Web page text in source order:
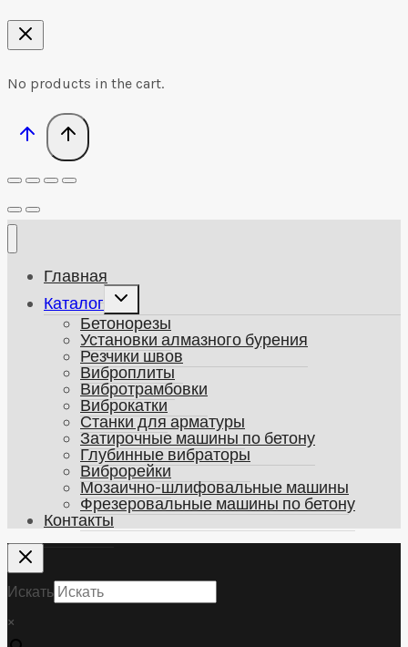
No products in the cart.
Главная
Каталог
Развернуть
меню
Бетонорезы
Установки алмазного бурения
Резчики швов
Виброплиты
Вибротрамбовки
Виброкатки
Станки для арматуры
Затирочные машины по бетону
Глубинные вибраторы
Виброрейки
Мозаично-шлифовальные машины
Фрезеровальные машины по бетону
Контакты
Искать
×